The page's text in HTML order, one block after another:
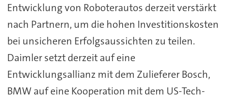
Entwicklung von Roboterautos derzeit verstärkt
nach Partnern, um die hohen Investitionskosten
bei unsicheren Erfolgsaussichten zu teilen.
Daimler setzt derzeit auf eine
Entwicklungsallianz mit dem Zulieferer Bosch,
BMW auf eine Kooperation mit dem US-Tech-